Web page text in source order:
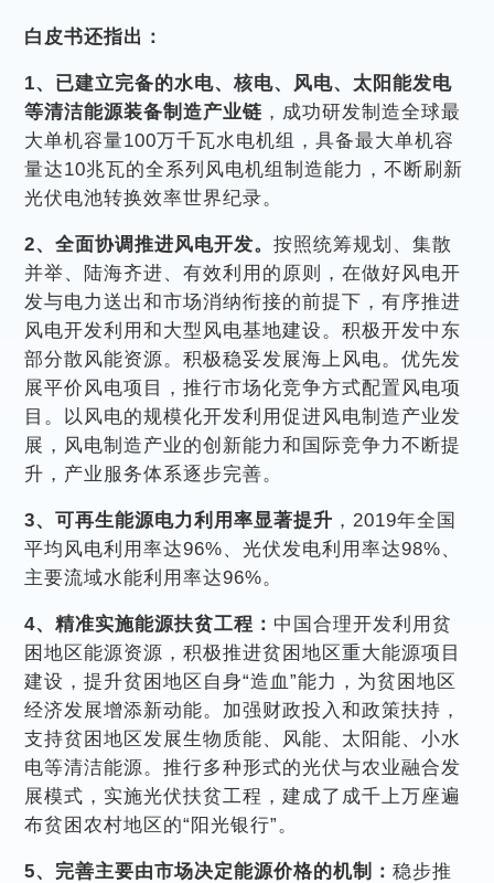
白皮书还指出：
1、已建立完备的水电、核电、风电、太阳能发电
等清洁能源装备制造产业链 ，成功研发制造全球最
大单机容量100万千瓦水电机组，具备最大单机容
量达10兆瓦的全系列风电机组制造能力，不断刷新
光伏电池转换效率世界纪录。
2、全面协调推进风电开发。 按照统筹规划、集散
并举、陆海齐进、有效利用的原则，在做好风电开
发与电力送出和市场消纳衔接的前提下，有序推进
风电开发利用和大型风电基地建设。积极开发中东
部分散风能资源。积极稳妥发展海上风电。优先发
展平价风电项目，推行市场化竞争方式配置风电项
目。以风电的规模化开发利用促进风电制造产业发
展，风电制造产业的创新能力和国际竞争力不断提
升，产业服务体系逐步完善。
3、可再生能源电力利用率显著提升 ，2019年全国
平均风电利用率达96%、光伏发电利用率达98%、
主要流域水能利用率达96%。
4、精准实施能源扶贫工程： 中国合理开发利用贫
困地区能源资源，积极推进贫困地区重大能源项目
建设，提升贫困地区自身“造血”能力，为贫困地区
经济发展增添新动能。加强财政投入和政策扶持，
支持贫困地区发展生物质能、风能、太阳能、小水
电等清洁能源。推行多种形式的光伏与农业融合发
展模式，实施光伏扶贫工程，建成了成千上万座遍
布贫困农村地区的“阳光银行”。
5、完善主要由市场决定能源价格的机制： 稳步推